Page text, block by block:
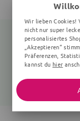
Langarmbody
Unifarben, beige
26,91 €
Wir lieben Cookies!
nicht nur super
personalisiertes
„Akzeptieren“
Präferenzen,
kannst du hier